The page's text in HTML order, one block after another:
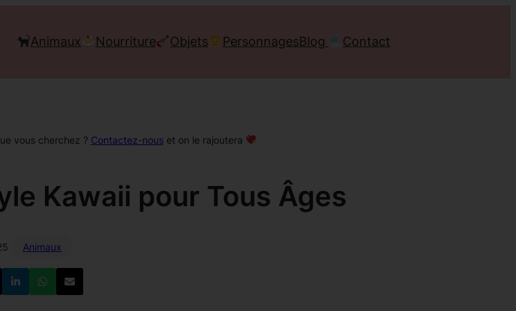
Animaux Nourriture Objets PersonnagesBlog Contact
vous cherchez ? Contactez-nouset on le rajoutera
Kawaii pour Tous Âges
Animaux